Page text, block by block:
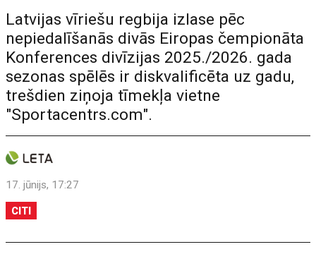
Latvijas vīriešu regbija izlase pēc
nepiedalīšanās divās Eiropas čempionāta
Konferences divīzijas 2025./2026. gada
sezonas spēlēs ir diskvalificēta uz gadu,
trešdien ziņoja tīmekļa vietne
"Sportacentrs.com".
17. jūnijs, 17:27
CITI